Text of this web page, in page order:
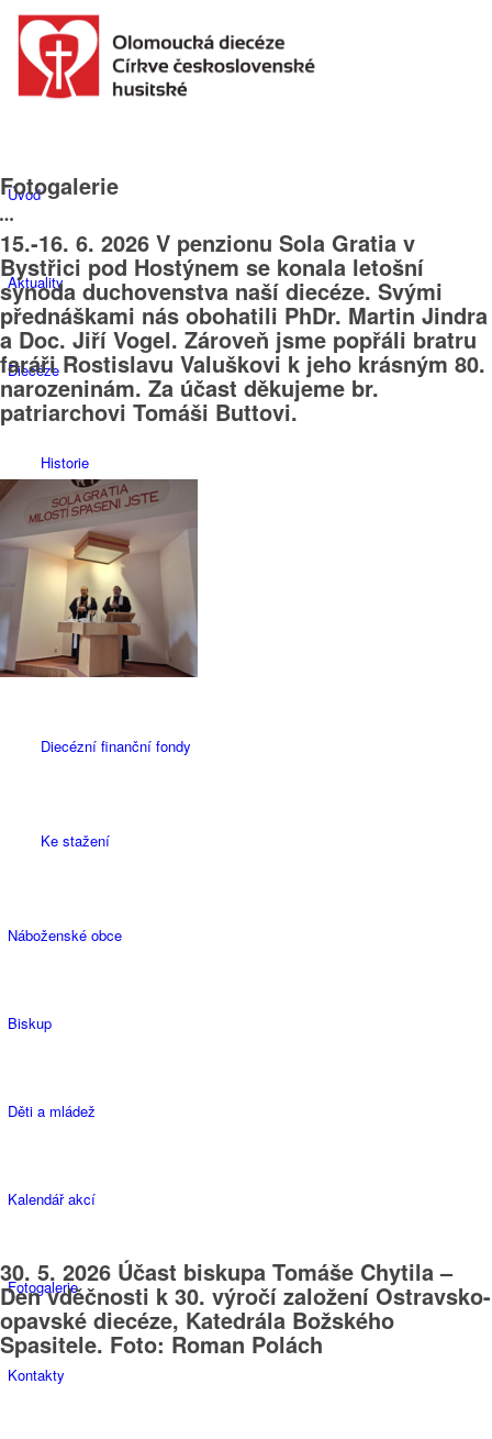
Úvod
Aktuality
Diecéze
Historie
Diecézní rada
Úřad diecézní rady
Diecézní finanční fondy
Ke stažení
Náboženské obce
Biskup
Děti a mládež
Kalendář akcí
Fotogalerie
Kontakty
Fotogalerie
15.-16. 6. 2026 V penzionu Sola Gratia v
Bystřici pod Hostýnem se konala letošní
synoda duchovenstva naší diecéze. Svými
přednáškami nás obohatili PhDr. Martin Jindra
a Doc. Jiří Vogel. Zároveň jsme popřáli bratru
faráři Rostislavu Valuškovi k jeho krásným 80.
narozeninám. Za účast děkujeme br.
patriarchovi Tomáši Buttovi.
30. 5. 2026 Účast biskupa Tomáše Chytila –
Den vděčnosti k 30. výročí založení Ostravsko-
opavské diecéze, Katedrála Božského
Spasitele. Foto: Roman Polách